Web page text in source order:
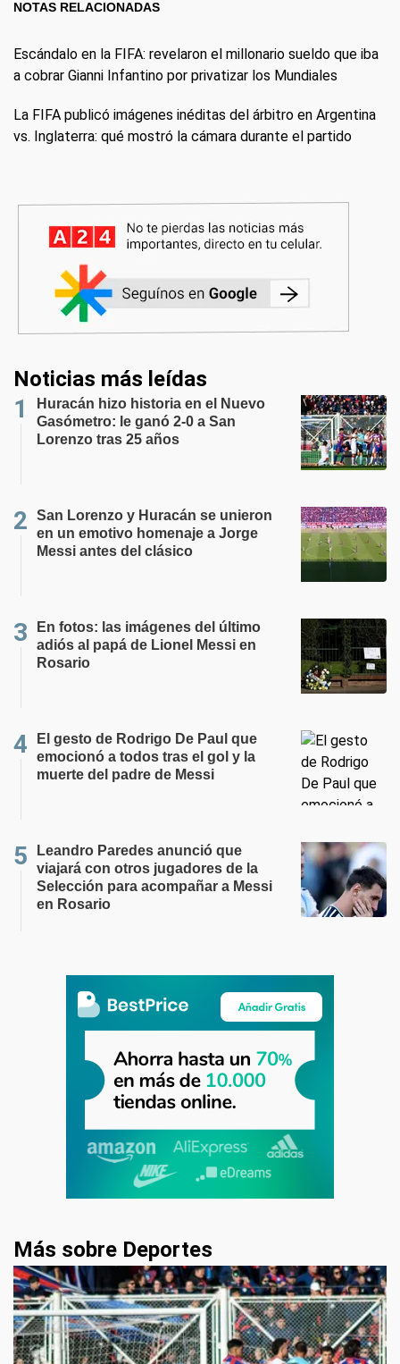
NOTAS RELACIONADAS
Escándalo en la FIFA: revelaron el millonario sueldo que iba
a cobrar Gianni Infantino por privatizar los Mundiales
La FIFA publicó imágenes inéditas del árbitro en Argentina
vs. Inglaterra: qué mostró la cámara durante el partido
Noticias más leídas
Huracán hizo historia en el Nuevo
Gasómetro: le ganó 2-0 a San
Lorenzo tras 25 años
San Lorenzo y Huracán se unieron
en un emotivo homenaje a Jorge
Messi antes del clásico
En fotos: las imágenes del último
adiós al papá de Lionel Messi en
Rosario
El gesto de Rodrigo De Paul que
emocionó a todos tras el gol y la
muerte del padre de Messi
Leandro Paredes anunció que
viajará con otros jugadores de la
Selección para acompañar a Messi
en Rosario
Más sobre Deportes